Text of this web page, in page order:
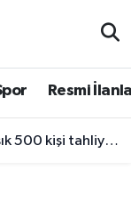
Resmi
kişi tahliye edildi